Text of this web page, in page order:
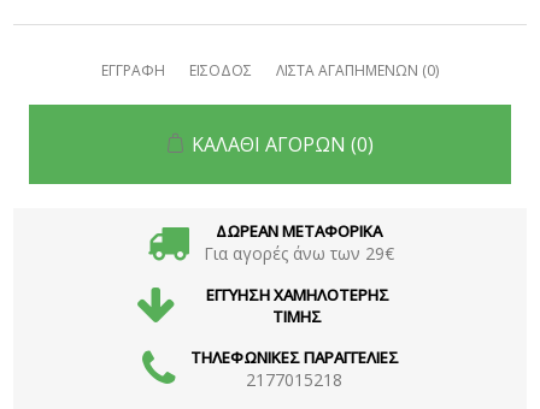
ΕΓΓΡΑΦΗ ΕΙΣΟΔΟΣ ΛΙΣΤΑ ΑΓΑΠΗΜΕΝΩΝ (0)
ΚΑΛΑΘΙ ΑΓΟΡΩΝ (0)
ΔΩΡΕΑΝ ΜΕΤΑΦΟΡΙΚΑ
Για αγορές άνω των 29€
ΕΓΓΥΗΣΗ ΧΑΜΗΛΟΤΕΡΗΣ
ΤΙΜΗΣ
ΤΗΛΕΦΩΝΙΚΕΣ ΠΑΡΑΓΓΕΛΙΕΣ
2177015218